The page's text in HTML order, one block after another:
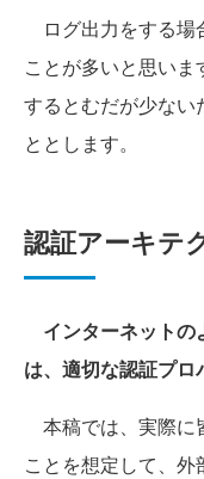
ログ出力をする場
ことが多いと思い
するとむだが少ない
ととします。
認証アーキテ
インターネット
は、適切な認証プロ
本稿では、実際に
ことを想定して、